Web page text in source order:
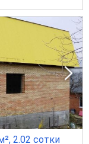
2.02 сотки